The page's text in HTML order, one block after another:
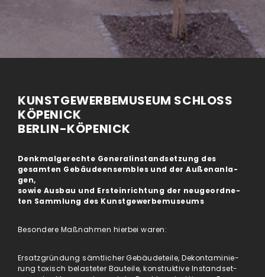
KUNSTGEWERBEMUSEUM SCHLOSS
KÖPENICK
BERLIN-KÖPENICK
Denk­mal­ge­rech­te Ge­ne­ral­in­stand­set­zung des
gesamten Ge­bäu­de­en­sem­bles und der Au­ßen­an­la­
gen,
sowie Aus­bau und Er­stein­rich­tung der neu­ge­ord­ne­
ten Samm­lung des Kunst­ge­wer­be­mu­se­ums
Besondere Maßnahmen hierbei waren:
Er­satz­grün­dung sämt­li­cher Ge­bäu­de­tei­le, De­kon­ta­mi­nie­
rung to­xisch be­la­ste­ter Bau­tei­le, kon­struk­ti­ve In­stand­set­